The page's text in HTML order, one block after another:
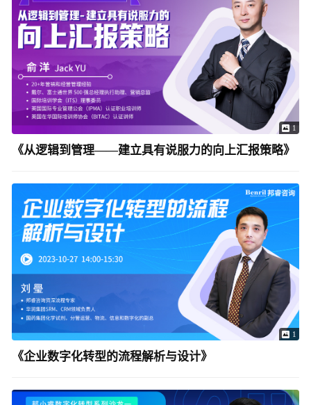
1
《从逻辑到管理——建立具有说服力的向上汇报策略》
1
《企业数字化转型的流程解析与设计》